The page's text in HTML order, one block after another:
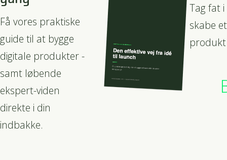
Få vores praktiske
guide til at bygge
digitale produkter -
samt løbende
ekspert-viden
direkte i din
indbakke.
Tag fat
skabe